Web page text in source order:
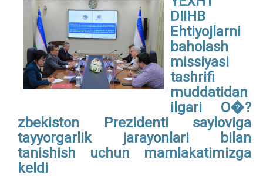
DIIHB
Ehtiyojlarni
baholash
missiyasi
tashrifi
muddatidan
ilgari O�?
zbekiston Prezidenti sayloviga
tayyorgarlik jarayonlari bilan
tanishish uchun mamlakatimizga
keldi